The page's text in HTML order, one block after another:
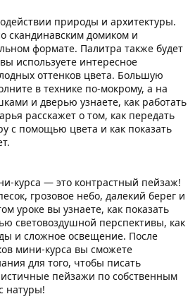
природы и архитектуры.
скандинавским домиком и
формате. Палитра также будет
используете интересное
оттенков цвета. Большую
в технике по-мокрому, а на
и дверью узнаете, как работать
расскажет о том, как передать
с помощью цвета и как показать
курса — это контрастный пейзаж!
грозовое небо, далекий берег и
уроке вы узнаете, как показать
световоздушной перспективы, как
и сложное освещение. После
мини-курса вы сможете
для того, чтобы писать
пейзажи по собственным
натуры!